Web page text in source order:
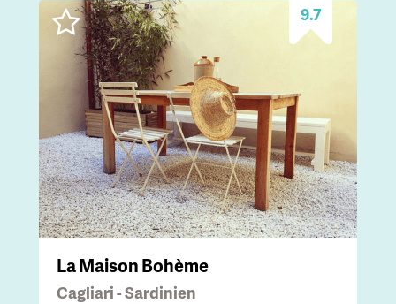
9.7
La Maison Bohème
Cagliari - Sardinien